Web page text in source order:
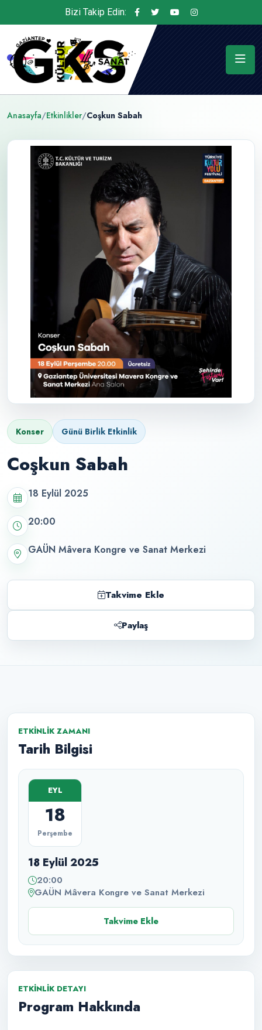
Bizi Takip Edin:
Anasayfa/Etkinlikler/Coşkun Sabah
Konser Günü Birlik Etkinlik
Coşkun Sabah
18 Eylül 2025
20:00
GAÜN Mâvera Kongre ve Sanat Merkezi
Takvime Ekle
Paylaş
ETKINLIK ZAMANI
Tarih Bilgisi
EYL
18
Perşembe
18 Eylül 2025
20:00
GAÜN Mâvera Kongre ve Sanat Merkezi
Takvime Ekle
ETKINLIK DETAYI
Program Hakkında